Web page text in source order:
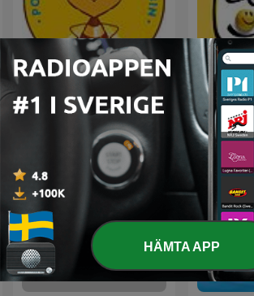
Svenska Bins podcast
HÄMTA APP